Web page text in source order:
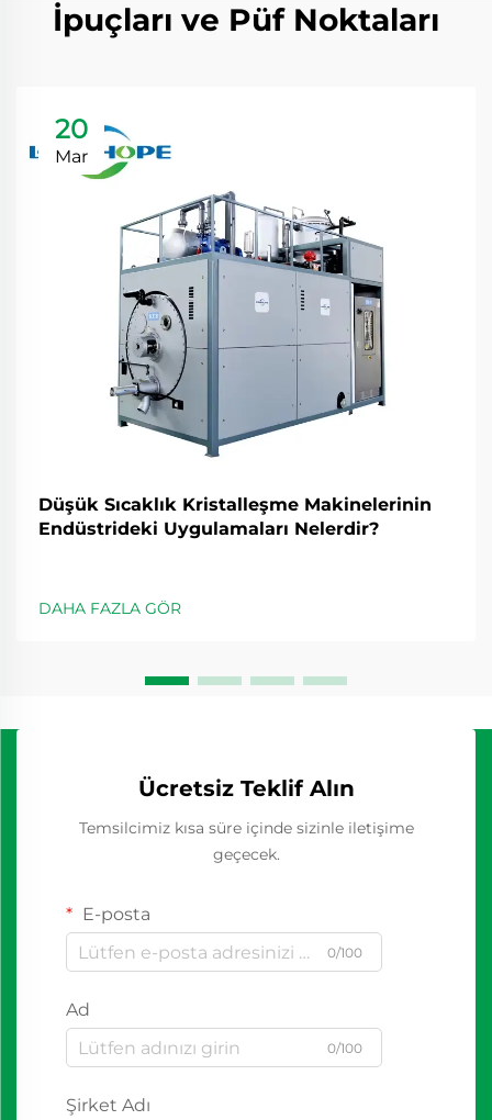
İpuçları ve Püf Noktaları
20
Mar
Düşük Sıcaklık Kristalleşme Makinelerinin
Endüstrideki Uygulamaları Nelerdir?
DAHA FAZLA GÖR
Ücretsiz Teklif Alın
Temsilcimiz kısa süre içinde sizinle iletişime
geçecek.
E-posta
0/100
Ad
0/100
Şirket Adı